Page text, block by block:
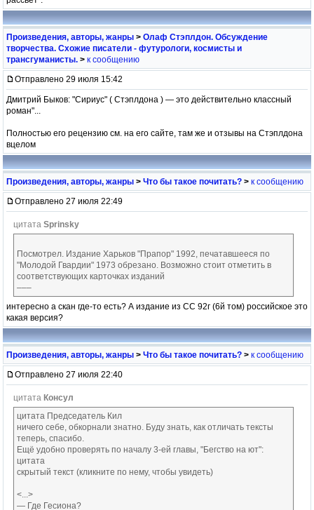
Произведения, авторы, жанры > Олаф Стэплдон. Обсуждение
творчества. Схожие писатели - футурологи, космисты и
трансгуманисты. > к сообщению
Отправлено 29 июля 15:42
Дмитрий Быков: "Сириус" ( Стэплдона ) — это действительно классный
роман"...
Полностью его рецензию см. на его сайте, там же и отзывы на Стэплдона
вцелом
Произведения, авторы, жанры > Что бы такое почитать? > к сообщению
Отправлено 27 июля 22:49
цитата Sprinsky
Посмотрел. Издание Харьков "Прапор" 1992, печатавшееся по
"Молодой Гвардии" 1973 обрезано. Возможно стоит отметить в
соответствующих карточках изданий
–––
интересно а скан где-то есть? А издание из СС 92г (6й том) российское это
какая версия?
Произведения, авторы, жанры > Что бы такое почитать? > к сообщению
Отправлено 27 июля 22:40
цитата Консул
цитата Председатель Кил
ничего себе, обкорнали знатно. Буду знать, как отличать тексты
теперь, спасибо.
Ещё удобно проверять по началу 3-ей главы, "Бегство на ют":
цитата
скрытый текст (кликните по нему, чтобы увидеть)
<...>
— Где Гесиона?